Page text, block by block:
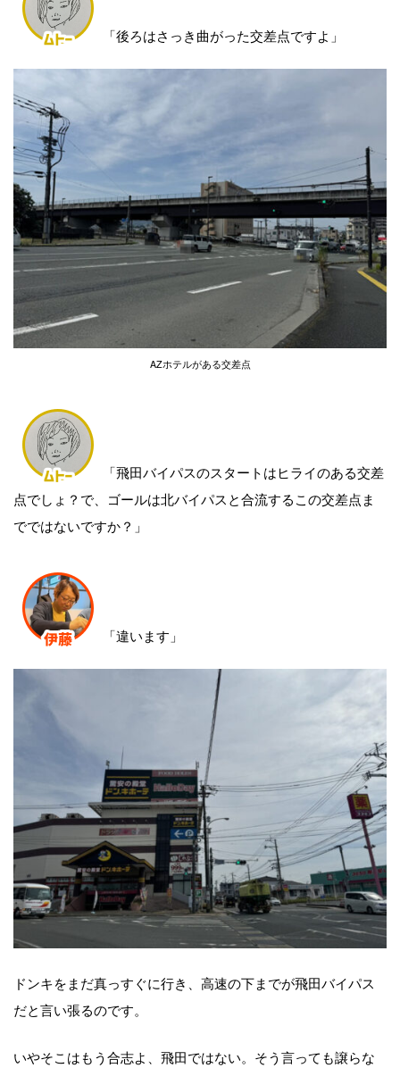
「後ろはさっき曲がった交差点ですよ」
AZホテルがある交差点
「飛田バイパスのスタートはヒライのある交差
点でしょ？で、ゴールは北バイパスと合流するこの交差点ま
でではないですか？」
「違います」
ドンキをまだ真っすぐに行き、高速の下までが飛田バイパス
だと言い張るのです。
いやそこはもう合志よ、飛田ではない。そう言っても譲らな